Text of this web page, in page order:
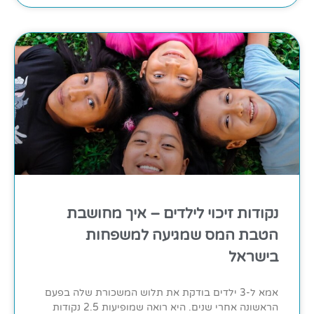
נקודות זיכוי לילדים – איך מחושבת
הטבת המס שמגיעה למשפחות
בישראל
אמא ל-3 ילדים בודקת את תלוש המשכורת שלה בפעם
הראשונה אחרי שנים. היא רואה שמופיעות 2.5 נקודות